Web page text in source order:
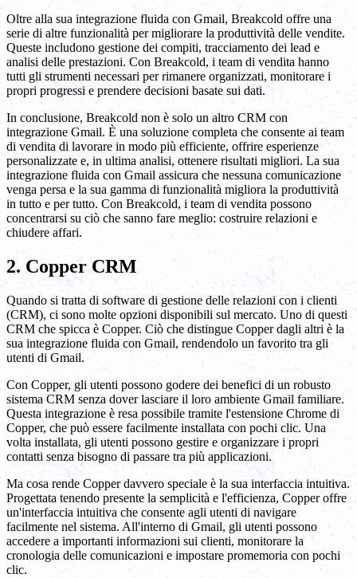
Oltre alla sua integrazione fluida con Gmail, Breakcold offre una
serie di altre funzionalità per migliorare la produttività delle vendite.
Queste includono gestione dei compiti, tracciamento dei lead e
analisi delle prestazioni. Con Breakcold, i team di vendita hanno
tutti gli strumenti necessari per rimanere organizzati, monitorare i
propri progressi e prendere decisioni basate sui dati.
In conclusione, Breakcold non è solo un altro CRM con
integrazione Gmail. È una soluzione completa che consente ai team
di vendita di lavorare in modo più efficiente, offrire esperienze
personalizzate e, in ultima analisi, ottenere risultati migliori. La sua
integrazione fluida con Gmail assicura che nessuna comunicazione
venga persa e la sua gamma di funzionalità migliora la produttività
in tutto e per tutto. Con Breakcold, i team di vendita possono
concentrarsi su ciò che sanno fare meglio: costruire relazioni e
chiudere affari.
2. Copper CRM
Quando si tratta di software di gestione delle relazioni con i clienti
(CRM), ci sono molte opzioni disponibili sul mercato. Uno di questi
CRM che spicca è Copper. Ciò che distingue Copper dagli altri è la
sua integrazione fluida con Gmail, rendendolo un favorito tra gli
utenti di Gmail.
Con Copper, gli utenti possono godere dei benefici di un robusto
sistema CRM senza dover lasciare il loro ambiente Gmail familiare.
Questa integrazione è resa possibile tramite l'estensione Chrome di
Copper, che può essere facilmente installata con pochi clic. Una
volta installata, gli utenti possono gestire e organizzare i propri
contatti senza bisogno di passare tra più applicazioni.
Ma cosa rende Copper davvero speciale è la sua interfaccia intuitiva.
Progettata tenendo presente la semplicità e l'efficienza, Copper offre
un'interfaccia intuitiva che consente agli utenti di navigare
facilmente nel sistema. All'interno di Gmail, gli utenti possono
accedere a importanti informazioni sui clienti, monitorare la
cronologia delle comunicazioni e impostare promemoria con pochi
clic.